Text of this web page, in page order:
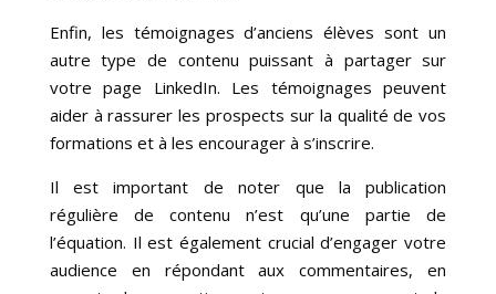
Enfin, les témoignages d’anciens élèves sont un
autre type de contenu puissant à partager sur
votre page LinkedIn. Les témoignages peuvent
aider à rassurer les prospects sur la qualité de vos
formations et à les encourager à s’inscrire.
Il est important de noter que la publication
régulière de contenu n’est qu’une partie de
l’équation. Il est également crucial d’engager votre
audience en répondant aux commentaires, en